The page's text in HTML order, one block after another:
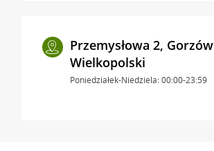
Przemysłowa 2, Gorzów
Wielkopolski
Poniedziałek-Niedziela: 00:00-23:59